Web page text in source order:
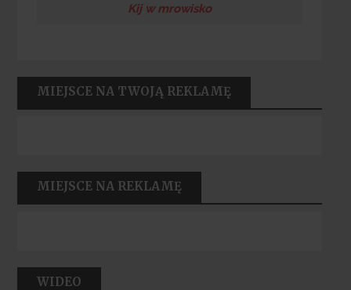
Kij w mrowisko
MIEJSCE NA TWOJĄ REKLAMĘ
MIEJSCE NA REKLAMĘ
WIDEO